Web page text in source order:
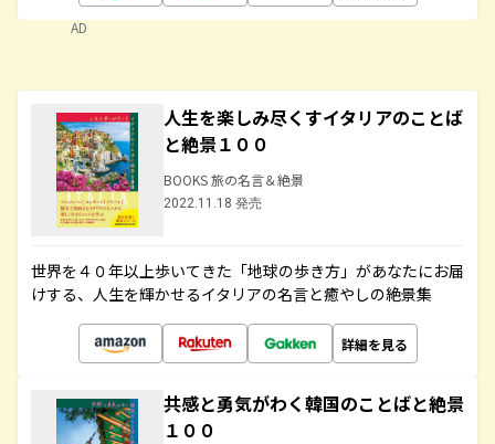
AD
人生を楽しみ尽くすイタリアのことば
と絶景１００
BOOKS 旅の名言＆絶景
2022.11.18 発売
世界を４０年以上歩いてきた「地球の歩き方」があなたにお届
けする、人生を輝かせるイタリアの名言と癒やしの絶景集
詳細を見る
共感と勇気がわく韓国のことばと絶景
１００